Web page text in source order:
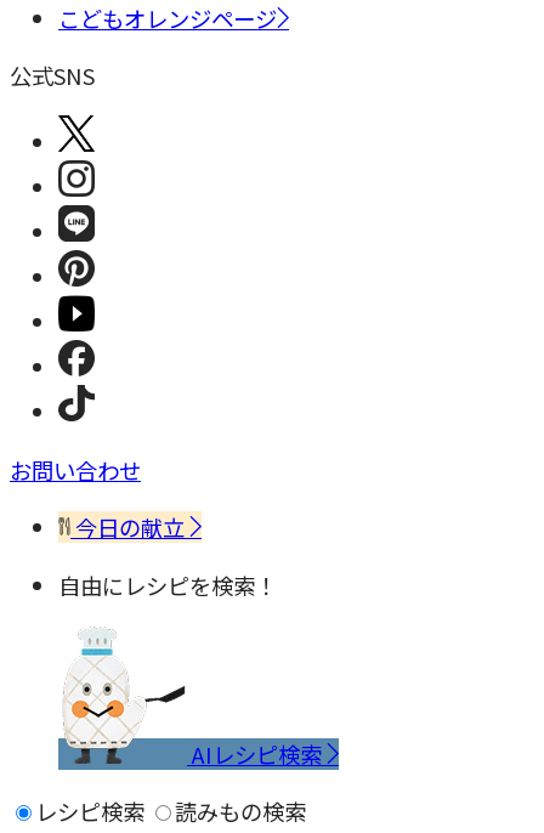
こどもオレンジページ
公式SNS
お問い合わせ
今日の献立
自由にレシピを検索！
AIレシピ検索
レシピ検索
読みもの検索